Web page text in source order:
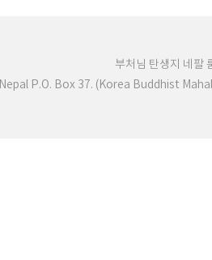
부처님 탄생지 네팔
Nepal P.O. Box 37. (Korea Buddhist